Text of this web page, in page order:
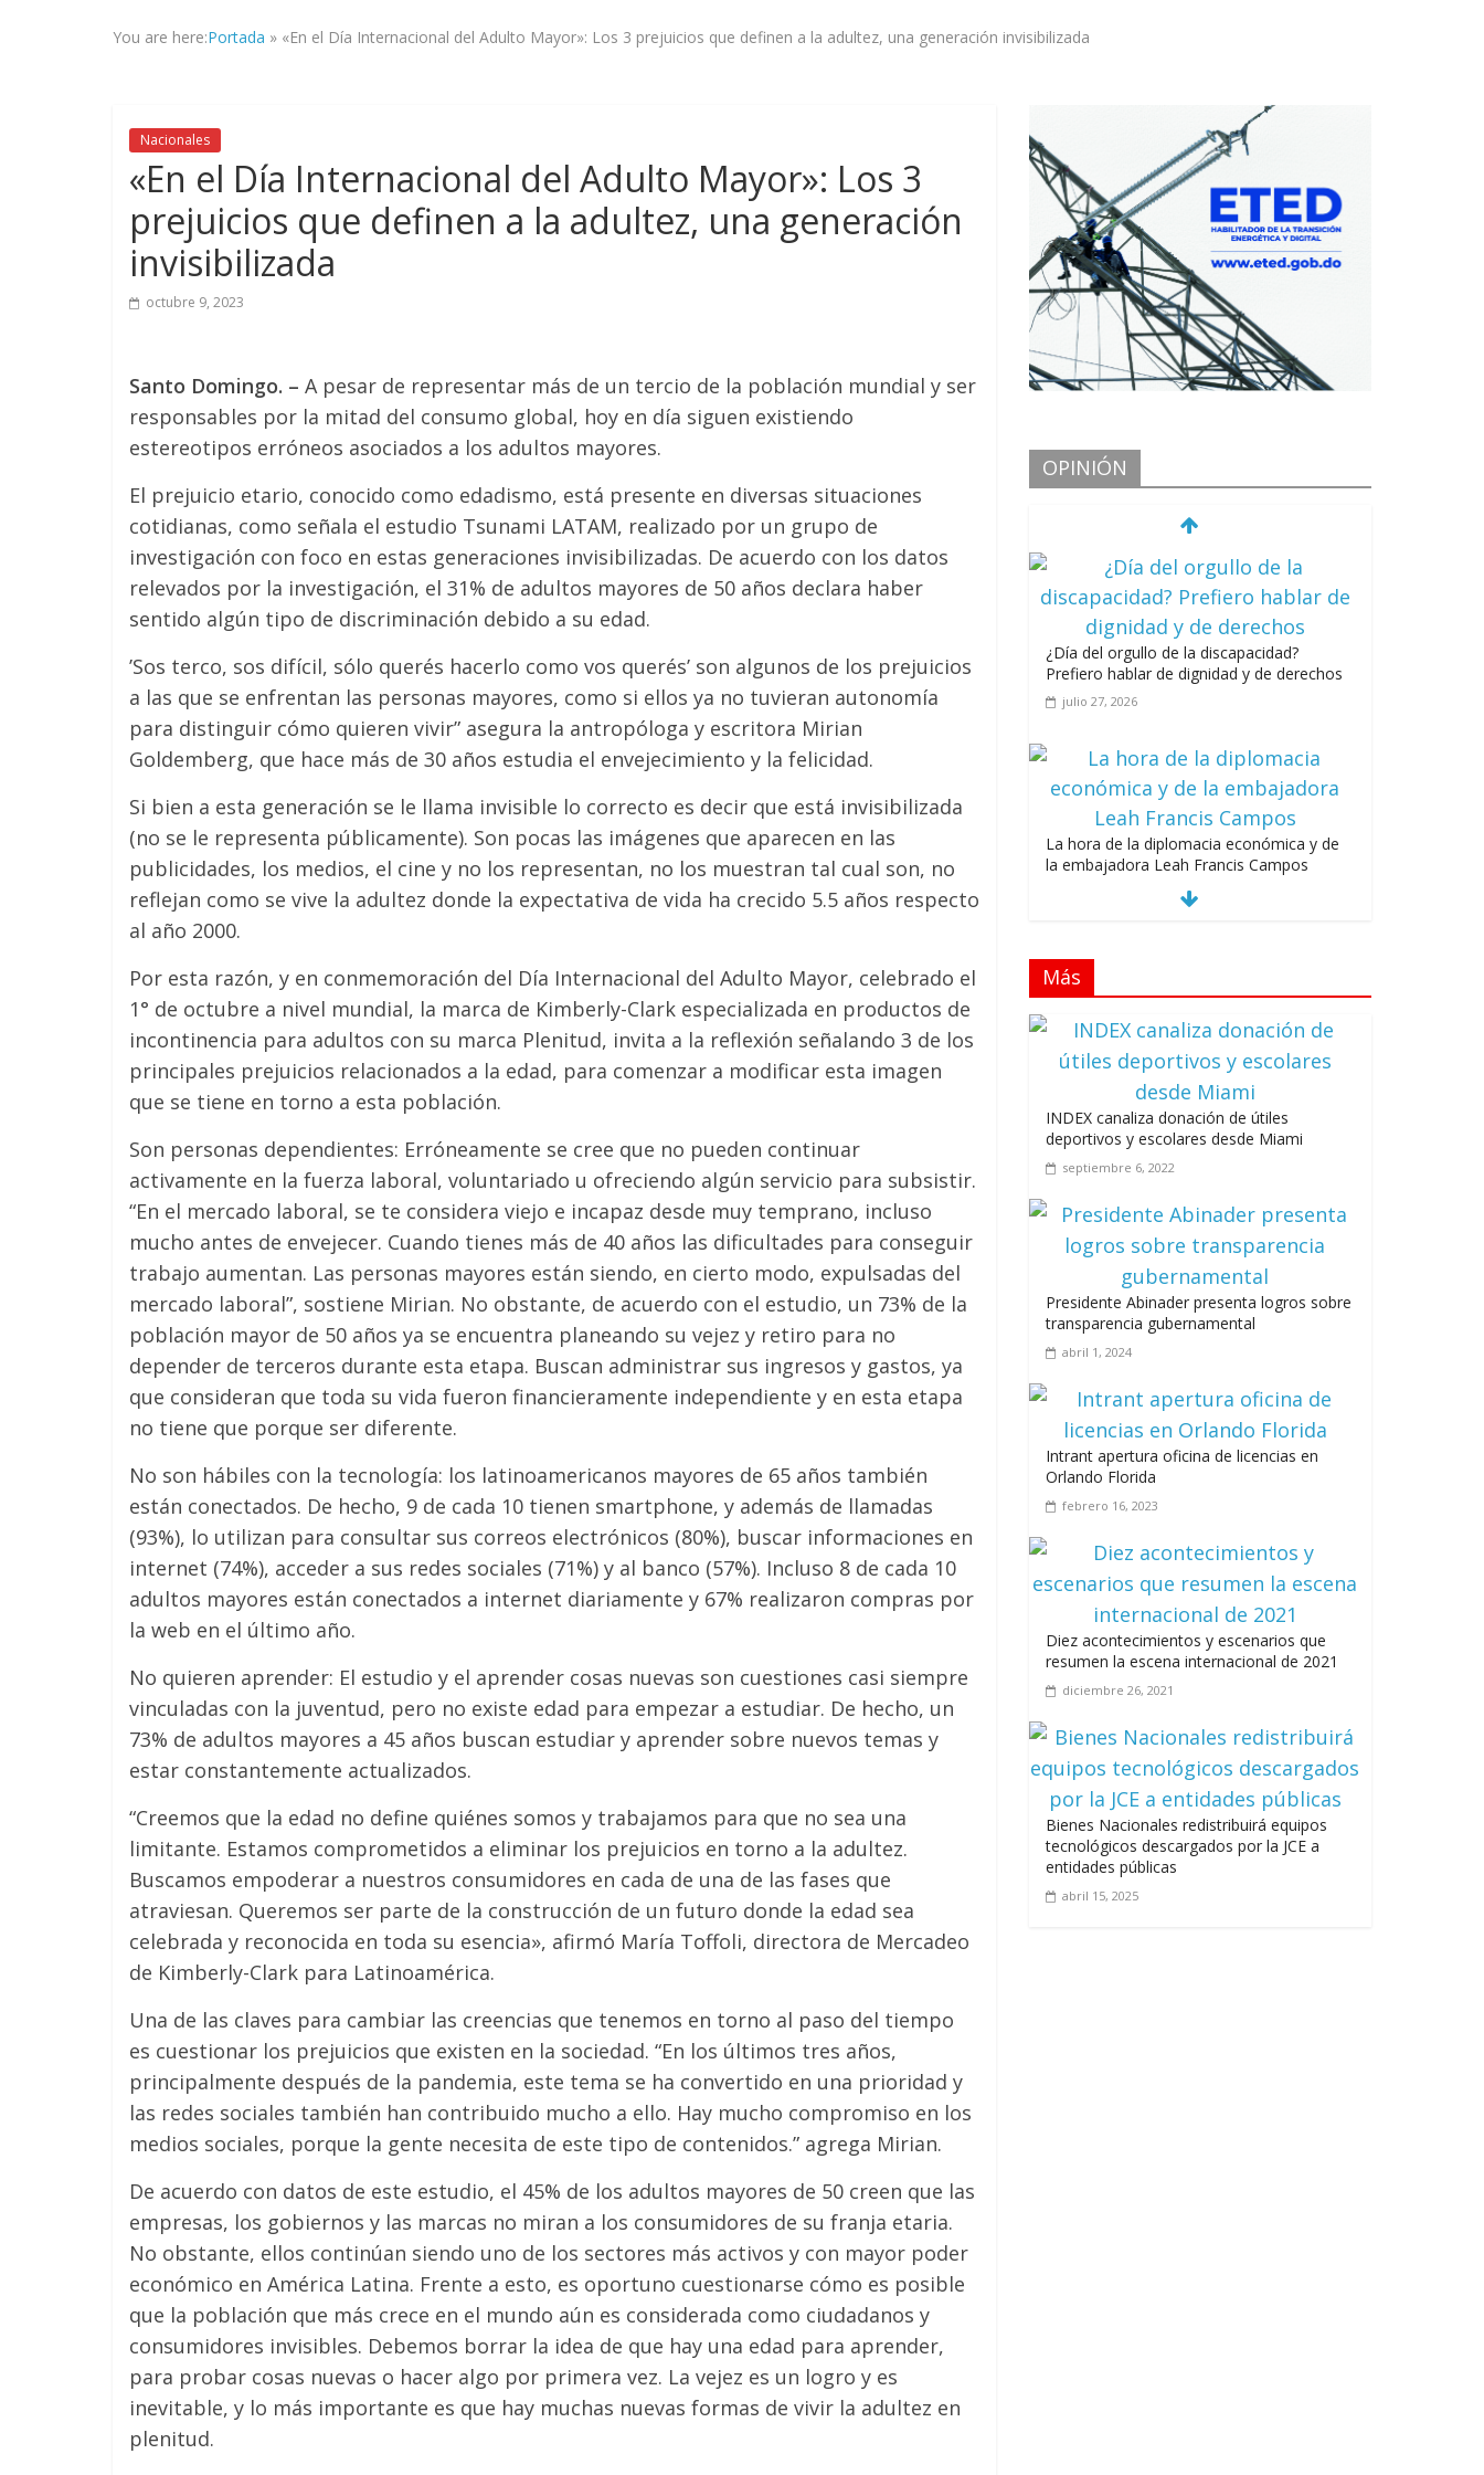
veracidad
con
propósito
mantener
informad@
lectores.
You are here:Portada » «En el Día Internacional del Adulto Mayor»: Los 3 prejuicios que definen a la adultez, una generación invisibilizada
Nacionales
«En el Día Internacional del Adulto Mayor»: Los 3
prejuicios que definen a la adultez, una generación
invisibilizada
octubre 9, 2023
Santo Domingo. – A pesar de representar más de un tercio de la población mundial y ser
responsables por la mitad del consumo global, hoy en día siguen existiendo
estereotipos erróneos asociados a los adultos mayores.
El prejuicio etario, conocido como edadismo, está presente en diversas situaciones
cotidianas, como señala el estudio Tsunami LATAM, realizado por un grupo de
investigación con foco en estas generaciones invisibilizadas. De acuerdo con los datos
relevados por la investigación, el 31% de adultos mayores de 50 años declara haber
sentido algún tipo de discriminación debido a su edad.
’Sos terco, sos difícil, sólo querés hacerlo como vos querés’ son algunos de los prejuicios
a las que se enfrentan las personas mayores, como si ellos ya no tuvieran autonomía
para distinguir cómo quieren vivir” asegura la antropóloga y escritora Mirian
Goldemberg, que hace más de 30 años estudia el envejecimiento y la felicidad.
Si bien a esta generación se le llama invisible lo correcto es decir que está invisibilizada
(no se le representa públicamente). Son pocas las imágenes que aparecen en las
publicidades, los medios, el cine y no los representan, no los muestran tal cual son, no
reflejan como se vive la adultez donde la expectativa de vida ha crecido 5.5 años respecto
al año 2000.
Por esta razón, y en conmemoración del Día Internacional del Adulto Mayor, celebrado el
1° de octubre a nivel mundial, la marca de Kimberly-Clark especializada en productos de
incontinencia para adultos con su marca Plenitud, invita a la reflexión señalando 3 de los
principales prejuicios relacionados a la edad, para comenzar a modificar esta imagen
que se tiene en torno a esta población.
Son personas dependientes: Erróneamente se cree que no pueden continuar
activamente en la fuerza laboral, voluntariado u ofreciendo algún servicio para subsistir.
“En el mercado laboral, se te considera viejo e incapaz desde muy temprano, incluso
mucho antes de envejecer. Cuando tienes más de 40 años las dificultades para conseguir
trabajo aumentan. Las personas mayores están siendo, en cierto modo, expulsadas del
mercado laboral”, sostiene Mirian. No obstante, de acuerdo con el estudio, un 73% de la
población mayor de 50 años ya se encuentra planeando su vejez y retiro para no
depender de terceros durante esta etapa. Buscan administrar sus ingresos y gastos, ya
que consideran que toda su vida fueron financieramente independiente y en esta etapa
no tiene que porque ser diferente.
No son hábiles con la tecnología: los latinoamericanos mayores de 65 años también
están conectados. De hecho, 9 de cada 10 tienen smartphone, y además de llamadas
(93%), lo utilizan para consultar sus correos electrónicos (80%), buscar informaciones en
internet (74%), acceder a sus redes sociales (71%) y al banco (57%). Incluso 8 de cada 10
adultos mayores están conectados a internet diariamente y 67% realizaron compras por
la web en el último año.
No quieren aprender: El estudio y el aprender cosas nuevas son cuestiones casi siempre
vinculadas con la juventud, pero no existe edad para empezar a estudiar. De hecho, un
73% de adultos mayores a 45 años buscan estudiar y aprender sobre nuevos temas y
estar constantemente actualizados.
“Creemos que la edad no define quiénes somos y trabajamos para que no sea una
limitante. Estamos comprometidos a eliminar los prejuicios en torno a la adultez.
Buscamos empoderar a nuestros consumidores en cada de una de las fases que
atraviesan. Queremos ser parte de la construcción de un futuro donde la edad sea
celebrada y reconocida en toda su esencia», afirmó María Toffoli, directora de Mercadeo
de Kimberly-Clark para Latinoamérica.
Una de las claves para cambiar las creencias que tenemos en torno al paso del tiempo
es cuestionar los prejuicios que existen en la sociedad. “En los últimos tres años,
principalmente después de la pandemia, este tema se ha convertido en una prioridad y
las redes sociales también han contribuido mucho a ello. Hay mucho compromiso en los
medios sociales, porque la gente necesita de este tipo de contenidos.” agrega Mirian.
De acuerdo con datos de este estudio, el 45% de los adultos mayores de 50 creen que las
empresas, los gobiernos y las marcas no miran a los consumidores de su franja etaria.
No obstante, ellos continúan siendo uno de los sectores más activos y con mayor poder
económico en América Latina. Frente a esto, es oportuno cuestionarse cómo es posible
que la población que más crece en el mundo aún es considerada como ciudadanos y
consumidores invisibles. Debemos borrar la idea de que hay una edad para aprender,
para probar cosas nuevas o hacer algo por primera vez. La vejez es un logro y es
inevitable, y lo más importante es que hay muchas nuevas formas de vivir la adultez en
plenitud.
OPINIÓN
¿Día del orgullo de la discapacidad?
Prefiero hablar de dignidad y de derechos
julio 27, 2026
La hora de la diplomacia económica y de
la embajadora Leah Francis Campos
Los casarolazos no tienen colores
patidarios
julio 12, 2026
Centroamericanos y del Caribe a las plazas
y parques del país
A 67 años de la gesta de Constanza,
Maimón y Estero Hondo
junio 14, 2026
los políticos de carrera
agosto 3, 2026
Más
INDEX canaliza donación de útiles
deportivos y escolares desde Miami
septiembre 6, 2022
Presidente Abinader presenta logros sobre
transparencia gubernamental
abril 1, 2024
Intrant apertura oficina de licencias en
Orlando Florida
febrero 16, 2023
Diez acontecimientos y escenarios que
resumen la escena internacional de 2021
diciembre 26, 2021
Bienes Nacionales redistribuirá equipos
tecnológicos descargados por la JCE a
entidades públicas
abril 15, 2025